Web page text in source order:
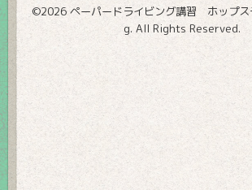
©2026 ペーパードライビング講習 ホップ
g. All Rights Reserved.